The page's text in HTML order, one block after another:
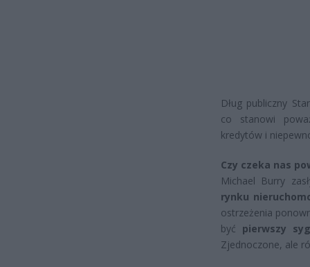
Dług publiczny
co stanowi
kredytów i
Czy czeka nas
Michael Burry
rynku
ostrzeżenia
być pierwszy
Zjednoczone, ale